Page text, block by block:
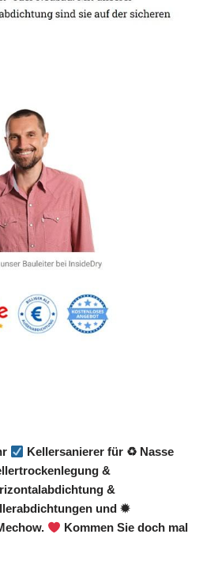
Kellersanierer für ♻ Nasse
&
&
und ✹
Kommen Sie doch mal